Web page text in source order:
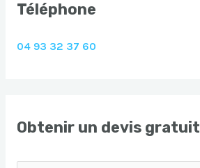
Téléphone
04 93 32 37 60
Obtenir un devis gratuit